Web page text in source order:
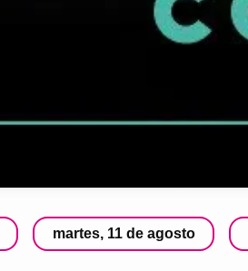
martes, 11 de agosto